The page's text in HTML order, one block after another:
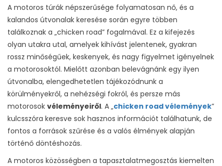
A motoros túrák népszerűsége folyamatosan nő, és a
kalandos útvonalak keresése során egyre többen
találkoznak a „chicken road” fogalmával. Ez a kifejezés
olyan utakra utal, amelyek kihívást jelentenek, gyakran
rossz minőségűek, keskenyek, és nagy figyelmet igényelnek
a motorosoktól. Mielőtt azonban belevágnánk egy ilyen
útvonalba, elengedhetetlen tájékozódnunk a
körülményekről, a nehézségi fokról, és persze más
motorosok véleményeiről. A „chicken road vélemények”
kulcsszóra keresve sok hasznos információt találhatunk, de
fontos a források szűrése és a valós élmények alapján
történő döntéshozás.
A motoros közösségben a tapasztalatmegosztás kiemelten